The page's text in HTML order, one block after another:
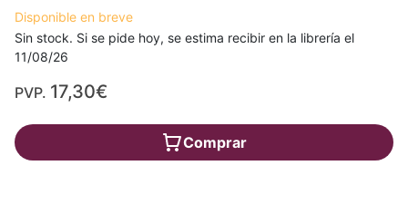
Disponible en breve
Sin stock. Si se pide hoy, se estima recibir en la librería el
11/08/26
PVP. 17,30€
Comprar